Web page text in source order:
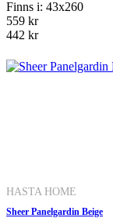
Finns i: 43x260
559 kr
442 kr
HASTA HOME
Sheer Panelgardin Beige